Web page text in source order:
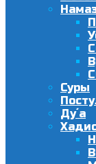
Суры
Ду´а